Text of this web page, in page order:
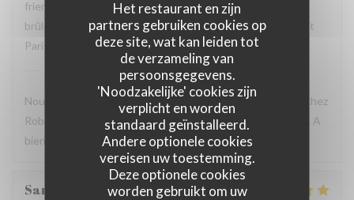
Het restaurant en zijn
partners gebruiken cookies op
deze site, wat kan leiden tot
de verzameling van
persoonsgegevens.
'Noodzakelijke' cookies zijn
verplicht en worden
standaard geïnstalleerd.
Andere optionele cookies
vereisen uw toestemming.
Deze optionele cookies
worden gebruikt om uw
friendly and helpful. We loved the snails, duck, and crème
brûlée. We will definitely return here the next time we visit
Paris.
Robert et Louiseheeft op deze beoordeling
Nous sommes ravis que vous ayez passé un bon moment chez
Robert et Louise, Et vous remercions pour votre message. A
bientôt ?
Sam